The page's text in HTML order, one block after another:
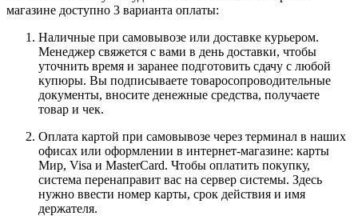
магазине доступно 3 варианта оплаты:
Наличные при самовывозе или доставке курьером.
Менеджер свяжется с вами в день доставки, чтобы
уточнить время и заранее подготовить сдачу с любой
купюры. Вы подписываете товаросопроводительные
документы, вносите денежные средства, получаете
товар и чек.
Оплата картой при самовывозе через терминал в наших
офисах или оформлении в интернет-магазине: карты
Мир, Visa и MasterCard. Чтобы оплатить покупку,
система перенаправит вас на сервер системы. Здесь
нужно ввести номер карты, срок действия и имя
держателя.